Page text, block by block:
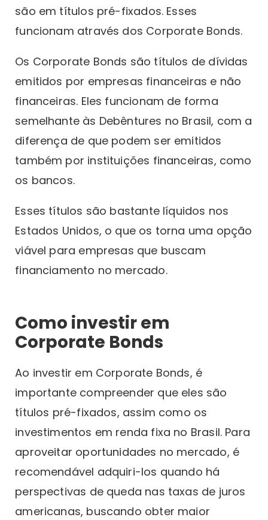
são em títulos pré-fixados. Esses
funcionam através dos Corporate Bonds.
Os Corporate Bonds são títulos de dívidas
emitidos por empresas financeiras e não
financeiras. Eles funcionam de forma
semelhante às Debêntures no Brasil, com a
diferença de que podem ser emitidos
também por instituições financeiras, como
os bancos.
Esses títulos são bastante líquidos nos
Estados Unidos, o que os torna uma opção
viável para empresas que buscam
financiamento no mercado.
Como investir em
Corporate Bonds
Ao investir em Corporate Bonds, é
importante compreender que eles são
títulos pré-fixados, assim como os
investimentos em renda fixa no Brasil. Para
aproveitar oportunidades no mercado, é
recomendável adquiri-los quando há
perspectivas de queda nas taxas de juros
americanas, buscando obter maior